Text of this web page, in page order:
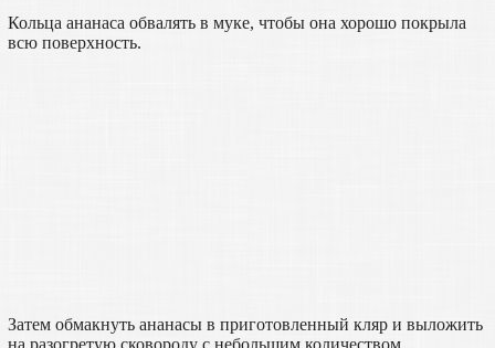
Кольца ананаса обвалять в муке, чтобы она хорошо покрыла
всю поверхность.
Затем обмакнуть ананасы в приготовленный кляр и выложить
на разогретую сковороду с небольшим количеством